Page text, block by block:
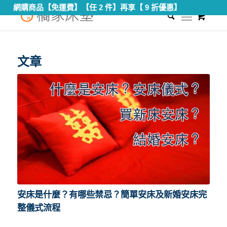
網購商品【免運費】【任 2 件】再享【 9 折優惠】
您現在的位置： 首頁 /換床墊要看日子嗎？
文章
安床是什麼？有哪些禁忌？簡單安床及新婚安床完
整儀式流程